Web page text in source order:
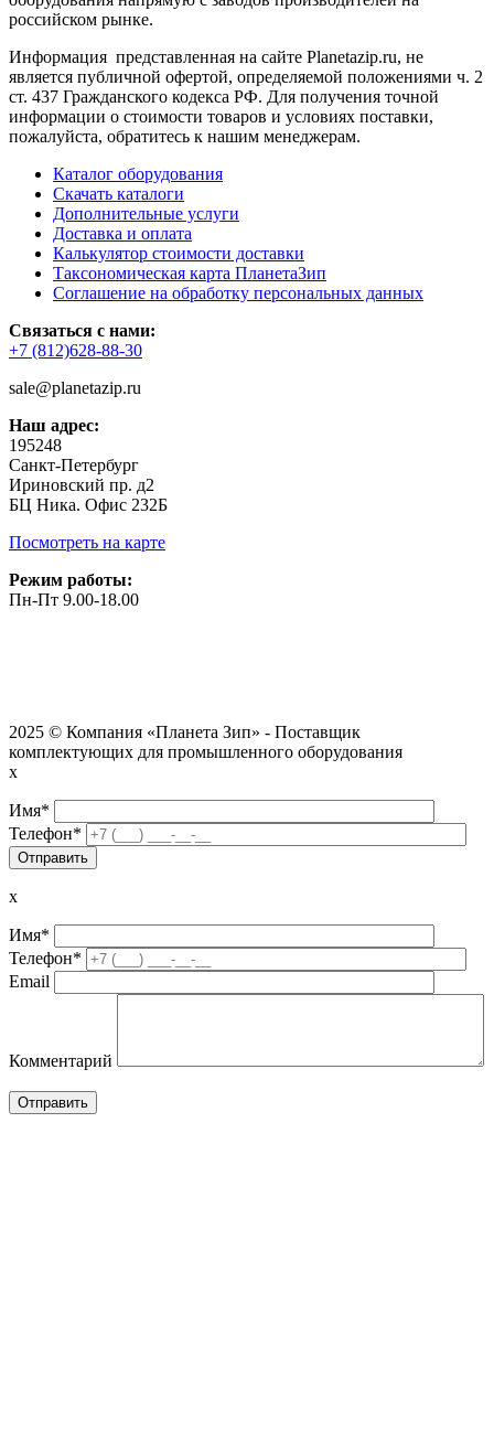
российском рынке.
Информация представленная на сайте Planetazip.ru, не
является публичной офертой, определяемой положениями ч. 2
ст. 437 Гражданского кодекса РФ. Для получения точной
информации о стоимости товаров и условиях поставки,
пожалуйста, обратитесь к нашим менеджерам.
Каталог оборудования
Скачать каталоги
Дополнительные услуги
Доставка и оплата
Калькулятор стоимости доставки
Таксономическая карта ПланетаЗип
Соглашение на обработку персональных данных
Связаться с нами:
+7 (812)628-88-30
sale@planetazip.ru
Наш адрес:
195248
Санкт-Петербург
Ириновский пр. д2
БЦ Ника. Офис 232Б
Посмотреть на карте
Режим работы:
Пн-Пт 9.00-18.00
2025 © Компания «Планета Зип» - Поставщик
комплектующих для промышленного оборудования
x
Имя*
Телефон*
x
Имя*
Телефон*
Email
Комментарий